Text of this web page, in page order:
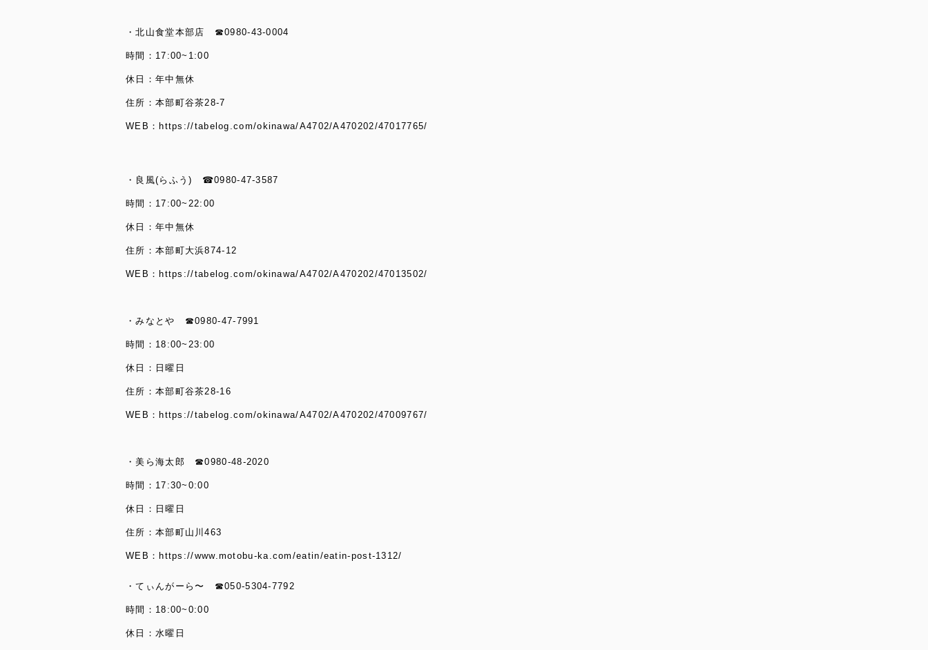
・北山食堂本部店 ☎0980-43-0004
時間：17:00~1:00
休日：年中無休
住所：本部町谷茶28-7
WEB： https://tabelog.com/okinawa/A4702/A470202/47017765/
・良風(らふう) ☎0980-47-3587
時間：17:00~22:00
休日：年中無休
住所：本部町大浜874-12
WEB： https://tabelog.com/okinawa/A4702/A470202/47013502/
・みなとや ☎0980-47-7991
時間：18:00~23:00
休日：日曜日
住所：本部町谷茶28-16
WEB： https://tabelog.com/okinawa/A4702/A470202/47009767/
・美ら海太郎 ☎0980-48-2020
時間：17:30~0:00
休日：日曜日
住所：本部町山川463
WEB： https://www.motobu-ka.com/eatin/eatin-post-1312/
・てぃんがーら〜 ☎050-5304-7792
時間：18:00~0:00
休日：水曜日